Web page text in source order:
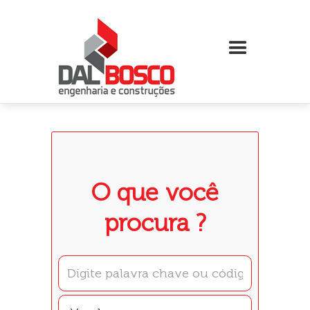
O que você
procura ?